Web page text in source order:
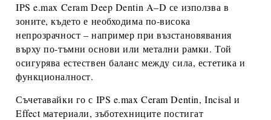
IPS e.max Ceram Deep Dentin A–D се използва в
зоните, където е необходима по-висока
непрозрачност – например при възстановявания
върху по-тъмни основи или метални рамки. Той
осигурява естествен баланс между сила, естетика и
функционалност.
Съчетавайки го с IPS e.max Ceram Dentin, Incisal и
Effect материали, зъботехниците постигат